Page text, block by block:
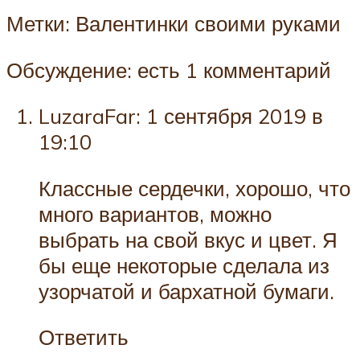
Метки: Валентинки своими руками
Обсуждение: есть 1 комментарий
LuzaraFar: 1 сентября 2019 в
19:10
Классные сердечки, хорошо, что
много вариантов, можно
выбрать на свой вкус и цвет. Я
бы еще некоторые сделала из
узорчатой и бархатной бумаги.
Ответить